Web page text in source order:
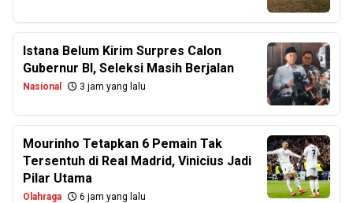
Istana Belum Kirim Surpres Calon
Gubernur BI, Seleksi Masih Berjalan
Nasional 3 jam yang lalu
Mourinho Tetapkan 6 Pemain Tak
Tersentuh di Real Madrid, Vinicius Jadi
Pilar Utama
Olahraga 6 jam yang lalu